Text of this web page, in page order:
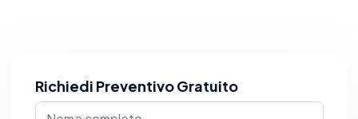
Richiedi Preventivo Gratuito